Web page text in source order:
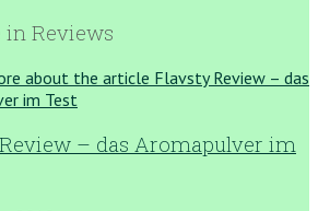
in Reviews
– das Aromapulver im